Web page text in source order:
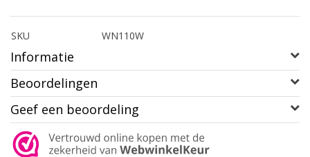
SKU WN110W
Informatie
Beoordelingen
Geef een beoordeling